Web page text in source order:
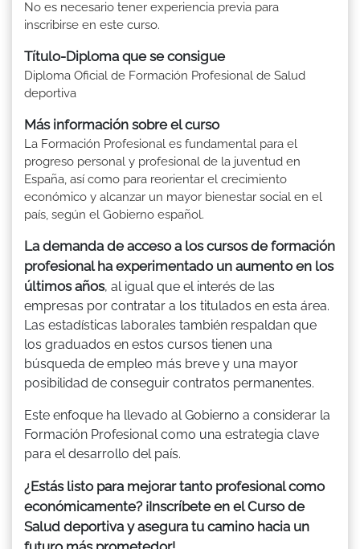
No es necesario tener experiencia previa para
inscribirse en este curso.
Título-Diploma que se consigue
Diploma Oficial de Formación Profesional de Salud
deportiva
Más información sobre el curso
La Formación Profesional es fundamental para el
progreso personal y profesional de la juventud en
España, así como para reorientar el crecimiento
económico y alcanzar un mayor bienestar social en el
país, según el Gobierno español.
La demanda de acceso a los cursos de formación
profesional ha experimentado un aumento en los
últimos años, al igual que el interés de las
empresas por contratar a los titulados en esta área.
Las estadísticas laborales también respaldan que
los graduados en estos cursos tienen una
búsqueda de empleo más breve y una mayor
posibilidad de conseguir contratos permanentes.
Este enfoque ha llevado al Gobierno a considerar la
Formación Profesional como una estrategia clave
para el desarrollo del país.
¿Estás listo para mejorar tanto profesional como
económicamente? ¡Inscríbete en el Curso de
Salud deportiva y asegura tu camino hacia un